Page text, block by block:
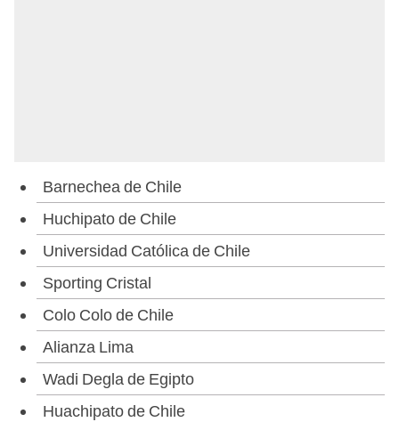
Barnechea de Chile
Huchipato de Chile
Universidad Católica de Chile
Sporting Cristal
Colo Colo de Chile
Alianza Lima
Wadi Degla de Egipto
Huachipato de Chile